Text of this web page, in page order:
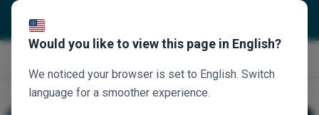
Would you like to view this page in English?
We noticed your browser is set to English. Switch
language for a smoother experience.